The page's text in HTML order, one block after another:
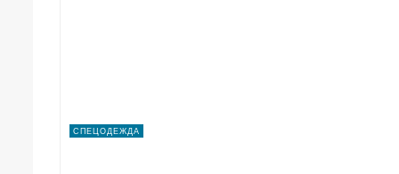
СПЕЦОДЕЖДА